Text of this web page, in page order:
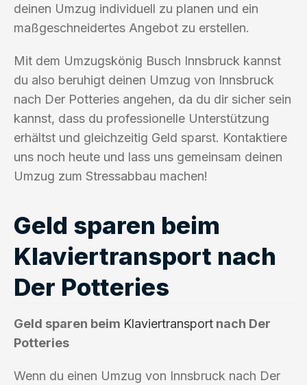
deinen Umzug individuell zu planen und ein
maßgeschneidertes Angebot zu erstellen.
Mit dem Umzugskönig Busch Innsbruck kannst
du also beruhigt deinen Umzug von Innsbruck
nach Der Potteries angehen, da du dir sicher sein
kannst, dass du professionelle Unterstützung
erhältst und gleichzeitig Geld sparst. Kontaktiere
uns noch heute und lass uns gemeinsam deinen
Umzug zum Stressabbau machen!
Geld sparen beim
Klaviertransport nach
Der Potteries
Geld sparen beim Klaviertransport nach Der
Potteries
Wenn du einen Umzug von Innsbruck nach Der